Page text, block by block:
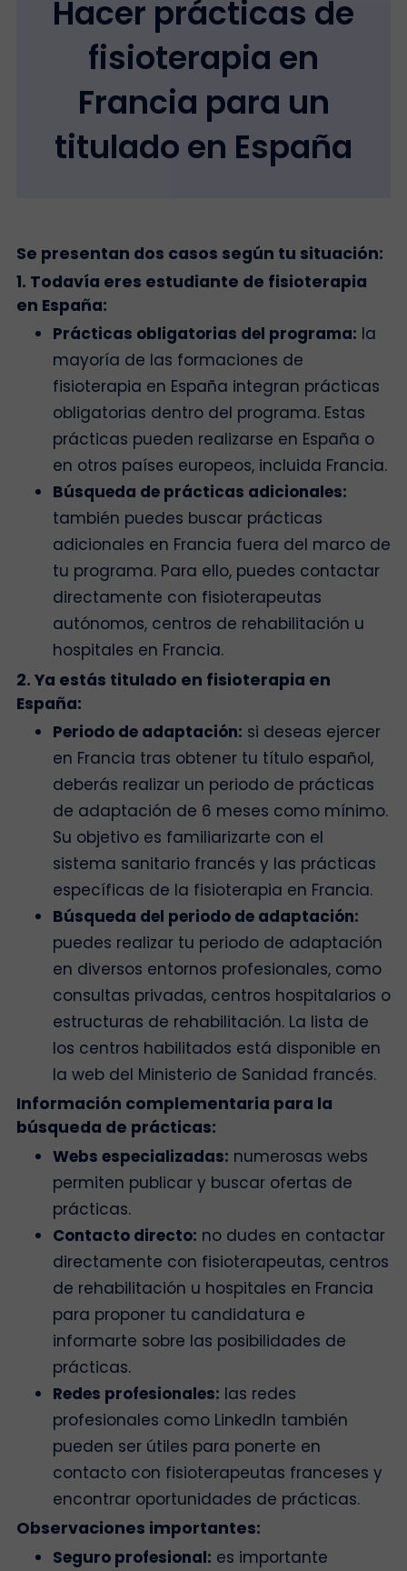
Hacer prácticas de
fisioterapia en
Francia para un
titulado en España
Se presentan dos casos según tu situación:
1. Todavía eres estudiante de fisioterapia
en España:
Prácticas obligatorias del programa: la
mayoría de las formaciones de
fisioterapia en España integran prácticas
obligatorias dentro del programa. Estas
prácticas pueden realizarse en España o
en otros países europeos, incluida Francia.
Búsqueda de prácticas adicionales:
también puedes buscar prácticas
adicionales en Francia fuera del marco de
tu programa. Para ello, puedes contactar
directamente con fisioterapeutas
autónomos, centros de rehabilitación u
hospitales en Francia.
2. Ya estás titulado en fisioterapia en
España:
Periodo de adaptación: si deseas ejercer
en Francia tras obtener tu título español,
deberás realizar un periodo de prácticas
de adaptación de 6 meses como mínimo.
Su objetivo es familiarizarte con el
sistema sanitario francés y las prácticas
específicas de la fisioterapia en Francia.
Búsqueda del periodo de adaptación:
puedes realizar tu periodo de adaptación
en diversos entornos profesionales, como
consultas privadas, centros hospitalarios o
estructuras de rehabilitación. La lista de
los centros habilitados está disponible en
la web del Ministerio de Sanidad francés.
Información complementaria para la
búsqueda de prácticas:
Webs especializadas: numerosas webs
permiten publicar y buscar ofertas de
prácticas.
Contacto directo: no dudes en contactar
directamente con fisioterapeutas, centros
de rehabilitación u hospitales en Francia
para proponer tu candidatura e
informarte sobre las posibilidades de
prácticas.
Redes profesionales: las redes
profesionales como LinkedIn también
pueden ser útiles para ponerte en
contacto con fisioterapeutas franceses y
encontrar oportunidades de prácticas.
Observaciones importantes:
Seguro profesional: es importante